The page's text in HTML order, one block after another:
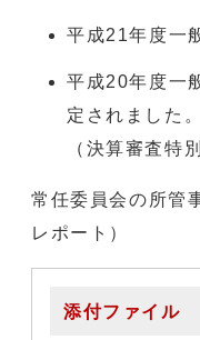
平成21年度一
平成20年度一
定されました。
（決算審査特
常任委員会の所管
レポート）
添付ファイル